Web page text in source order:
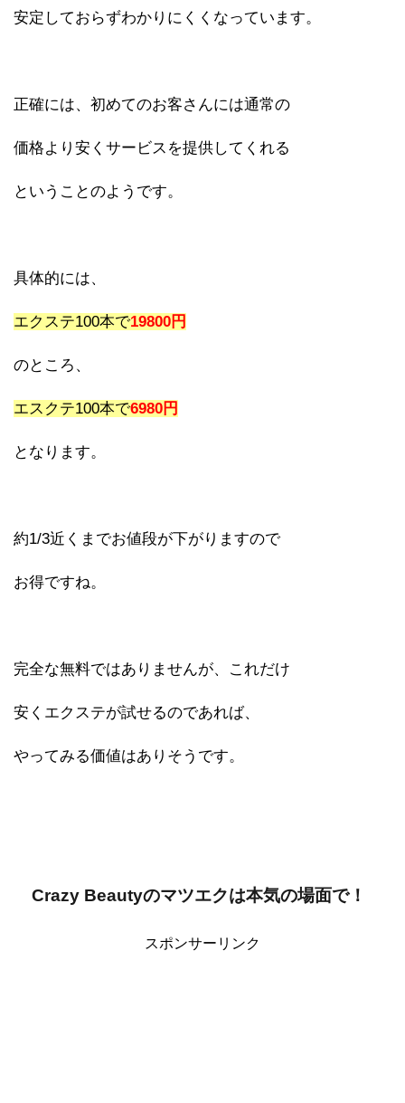
安定しておらずわかりにくくなっています。
正確には、初めてのお客さんには通常の
価格より安くサービスを提供してくれる
ということのようです。
具体的には、
エクステ100本で19800円
のところ、
エスクテ100本で6980円
となります。
約1/3近くまでお値段が下がりますので
お得ですね。
完全な無料ではありませんが、これだけ
安くエクステが試せるのであれば、
やってみる価値はありそうです。
Crazy Beautyのマツエクは本気の場面で！
スポンサーリンク